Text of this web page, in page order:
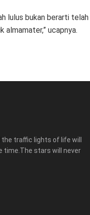
lulus bukan berarti
almamater,” ucapnya.
traffic lights of life will
time.The stars will never